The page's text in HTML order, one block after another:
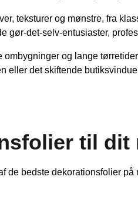
teksturer og mønstre, fra
gør-det-selv-entusiaster,
og lange
eller det skiftende
til
de bedste dekorationsfolier